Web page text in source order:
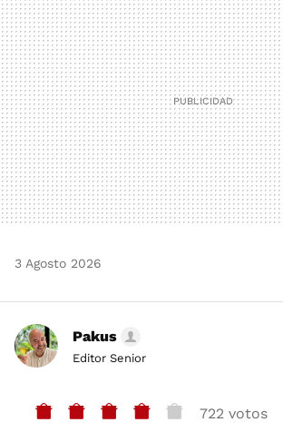
3 Agosto 2026
Pakus
Editor Senior
722 votos